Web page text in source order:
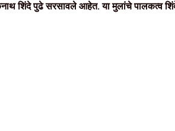
शिंदे पुढे सरसावले आहेत. या मुलांचे पालकत्व